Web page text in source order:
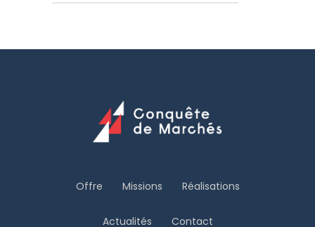
Offre Missions Réalisations
Actualités Contact